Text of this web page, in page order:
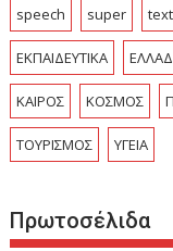
speech super text
ΕΚΠΑΙΔΕΥΤΙΚΑ
ΚΑΙΡΟΣ ΚΟΣΜΟΣ
ΤΟΥΡΙΣΜΟΣ ΥΓΕΙΑ
Πρωτοσέλιδα